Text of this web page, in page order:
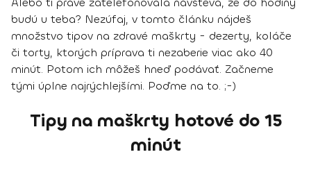
budú u teba? Nezúfaj, v tomto článku nájdeš
množstvo tipov na zdravé maškrty - dezerty, koláče
či torty, ktorých príprava ti nezaberie viac ako 40
minút. Potom ich môžeš hneď podávať. Začneme
tými úplne najrýchlejšími. Poďme na to. ;-)
Tipy na maškrty hotové do 15
minút